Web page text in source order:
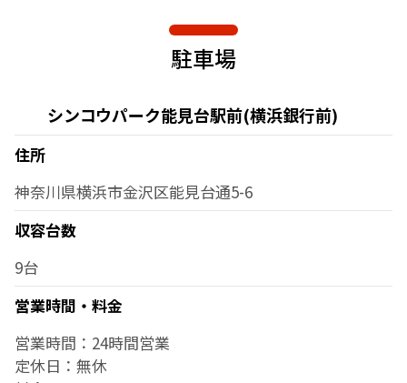
駐車場
シンコウパーク能見台駅前(横浜銀行前)
住所
神奈川県横浜市金沢区能見台通5-6
収容台数
9台
営業時間・料金
営業時間：24時間営業
定休日：無休